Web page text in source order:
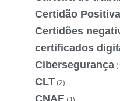
Certidão Positiva
Certidões
certificados
Cibersegurança
CLT (2)
CNAE